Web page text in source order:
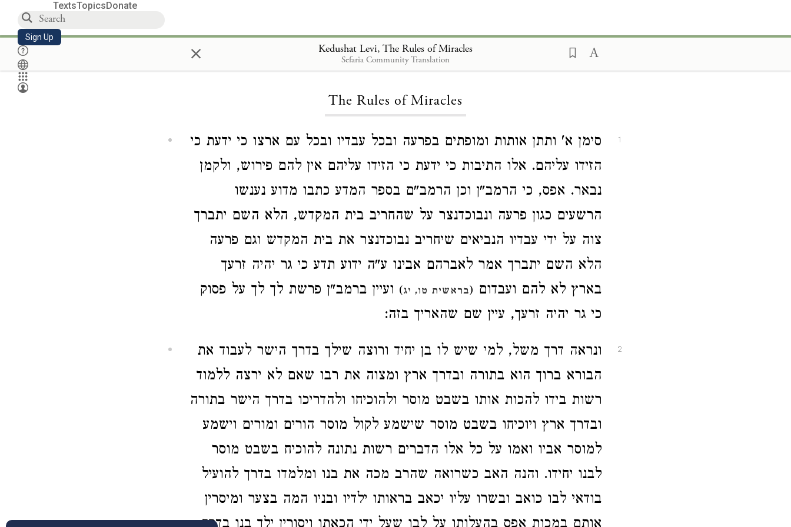
TextsTopicsDonate
Sign Up × Kedushat Levi, The Rules of Miracles
Sefaria Community Translation
Loading...
The Rules of Miracles
1
סימן א' ותתן אותות ומופתים בפרעה ובכל עבדיו ובכל עם ארצו כי ידעת כי
הזידו עליהם. אלו התיבות כי ידעת כי הזידו עליהם אין להם פירוש, ולקמן
נבאר. אפס, כי הרמב"ן וכן הרמב"ם בספר המדע כתבו מדוע נענשו
הרשעים כגון פרעה ונבוכדנצר על שהחריב בית המקדש, הלא השם יתברך
צוה על ידי עבדיו הנביאים שיחריב נבוכדנצר את בית המקדש וגם פרעה
הלא השם יתברך אמר לאברהם אבינו ע"ה ידוע תדע כי גר יהיה זרעך
בארץ לא להם ועבדום (בראשית טו, יג) ועיין ברמב"ן פרשת לך לך על פסוק
כי גר יהיה זרעך, עיין שם שהאריך בזה:
2
ונראה דרך משל, למי שיש לו בן יחיד ורוצה שילך בדרך הישר לעבוד את
הבורא ברוך הוא בתורה ובדרך ארץ ומצוה את רבו שאם לא ירצה ללמוד
רשות בידו להכות אותו בשבט מוסר ולהוכיחו ולהדריכו בדרך הישר בתורה
ובדרך ארץ ויוכיחו בשבט מוסר שישמע לקול מוסר הורים ומורים וישמע
למוסר אביו ואמו על כל אלו הדברים רשות נתונה להוכיח בשבט מוסר
לבנו יחידו. והנה האב כשרואה שהרב מכה את בנו ומלמדו בדרך להועיל
בודאי לבו כואב ובשרו עליו יכאב בראותו ילדיו ובניו המה בצער ומיסרין